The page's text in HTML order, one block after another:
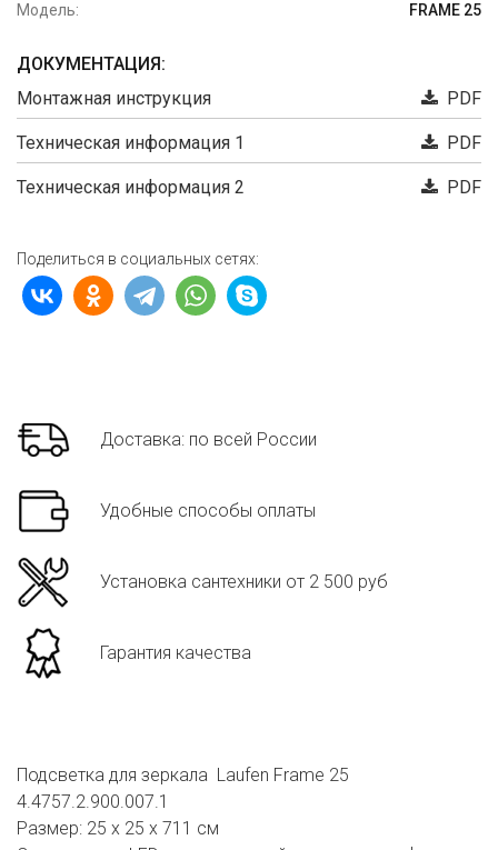
Модель:
FRAME 25
ДОКУМЕНТАЦИЯ:
Монтажная инструкция
PDF
Техническая информация 1 PDF
Техническая информация 2 PDF
Поделиться в социальных сетях:
Доставка: по всей России
Удобные способы оплаты
Установка сантехники от 2 500 руб
Гарантия качества
Подсветка для зеркала Laufen Frame 25
4.4757.2.900.007.1
Размер: 25 x 25 x 711 см